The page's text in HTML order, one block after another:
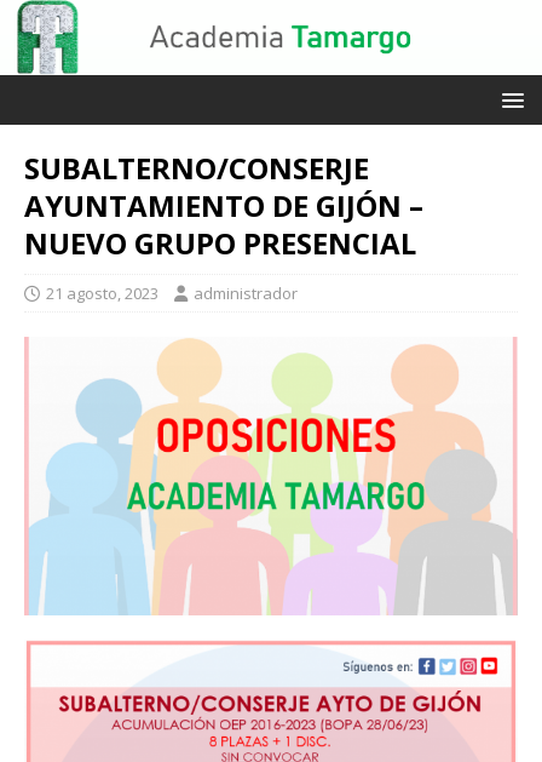
SUBALTERNO/CONSERJE
AYUNTAMIENTO DE GIJÓN –
NUEVO GRUPO PRESENCIAL
21 agosto, 2023 administrador